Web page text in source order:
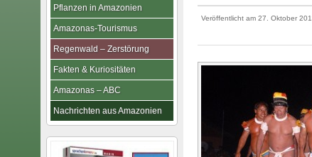
Veröffentlicht am 27. Oktober
Pflanzen in Amazonien
Amazonas-Tourismus
Regenwald – Zerstörung
Fakten & Kuriositäten
Amazonas – ABC
Nachrichten aus Amazonien